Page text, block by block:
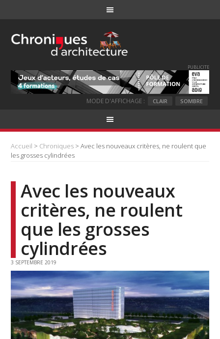
PUBLICITE
MODE D'AFFICHAGE : CLAIR SOMBRE
Accueil > Chroniques > Avec les nouveaux critères, ne roulent que
les grosses cylindrées
Avec les nouveaux
critères, ne roulent
que les grosses
cylindrées
3 SEPTEMBRE 2019